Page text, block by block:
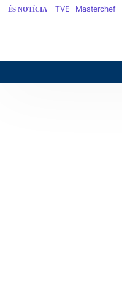
ÉS NOTÍCIA TVE Masterchef